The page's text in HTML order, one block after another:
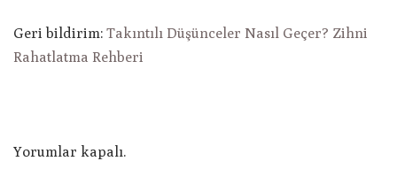
Geri bildirim: Takıntılı Düşünceler Nasıl Geçer? Zihni
Rahatlatma Rehberi
Yorumlar kapalı.